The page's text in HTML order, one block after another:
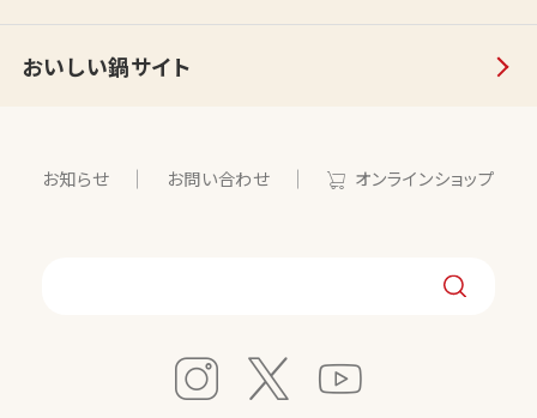
おいしい鍋サイト
お知らせ お問い合わせ オンラインショップ